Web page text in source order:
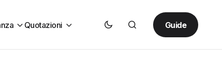
Quotazioni Guide